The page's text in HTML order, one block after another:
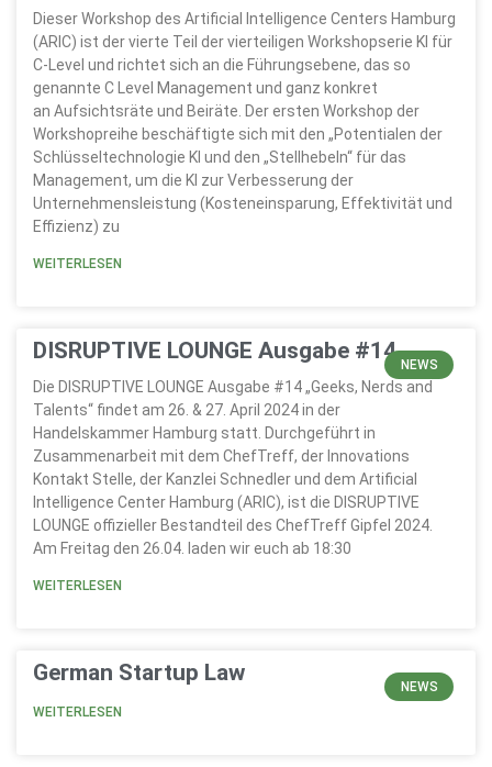
Dieser Workshop des Artificial Intelligence Centers Hamburg
(ARIC) ist der vierte Teil der vierteiligen Workshopserie KI für
C-Level und richtet sich an die Führungsebene, das so
genannte C Level Management und ganz konkret
an Aufsichtsräte und Beiräte. Der ersten Workshop der
Workshopreihe beschäftigte sich mit den „Potentialen der
Schlüsseltechnologie KI und den „Stellhebeln“ für das
Management, um die KI zur Verbesserung der
Unternehmensleistung (Kosteneinsparung, Effektivität und
Effizienz) zu
WEITERLESEN
NEWS
DISRUPTIVE LOUNGE Ausgabe #14
Die DISRUPTIVE LOUNGE Ausgabe #14 „Geeks, Nerds and
Talents“ findet am 26. & 27. April 2024 in der
Handelskammer Hamburg statt. Durchgeführt in
Zusammenarbeit mit dem ChefTreff, der Innovations
Kontakt Stelle, der Kanzlei Schnedler und dem Artificial
Intelligence Center Hamburg (ARIC), ist die DISRUPTIVE
LOUNGE offizieller Bestandteil des ChefTreff Gipfel 2024.
Am Freitag den 26.04. laden wir euch ab 18:30
WEITERLESEN
NEWS
German Startup Law
WEITERLESEN